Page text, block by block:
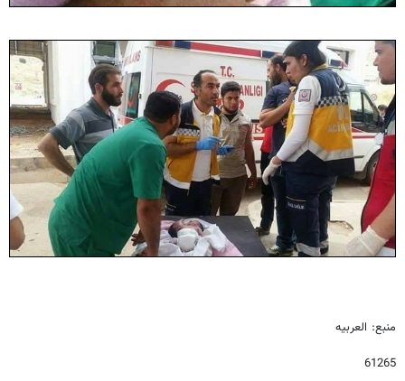
منبع: العربیه
61265